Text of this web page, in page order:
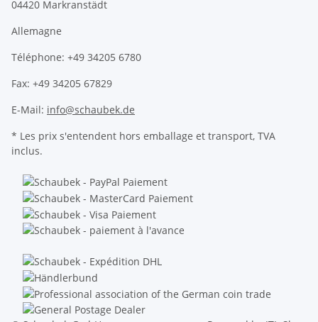
04420 Markranstädt
Allemagne
Téléphone: +49 34205 6780
Fax: +49 34205 67829
E-Mail: info@schaubek.de
* Les prix s'entendent hors emballage et transport, TVA
inclus.